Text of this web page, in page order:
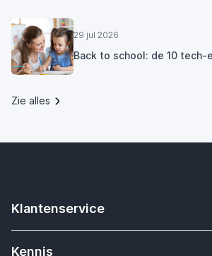
29 jul 2026
Back to school: de 10 tech-
Zie alles
Klantenservice
Contact
Kennis